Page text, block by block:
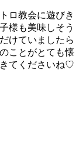
ロ教会に遊びき
様も美味しそう
けていましたら
ことがとても懐
てくださいね♡